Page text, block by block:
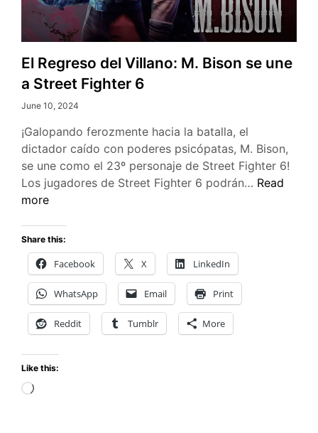
El Regreso del Villano: M. Bison se une
a Street Fighter 6
June 10, 2024
¡Galopando ferozmente hacia la batalla, el
dictador caído con poderes psicópatas, M. Bison,
se une como el 23º personaje de Street Fighter 6!
Los jugadores de Street Fighter 6 podrán… El
Read
more
Share this:
Facebook X LinkedIn
WhatsApp Email Print
Reddit Tumblr More
Like this:
Loading…